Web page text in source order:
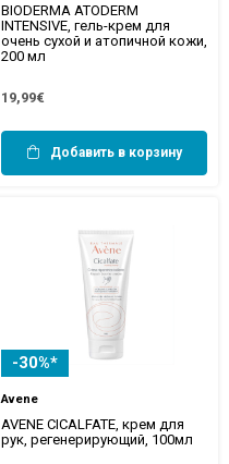
BIODERMA ATODERM
INTENSIVE, гель-крем для
очень сухой и атопичной кожи,
200 мл
19,99€
Добавить в корзину
-30%*
Avene
AVENE CICALFATE, крем для
рук, регенерирующий, 100мл